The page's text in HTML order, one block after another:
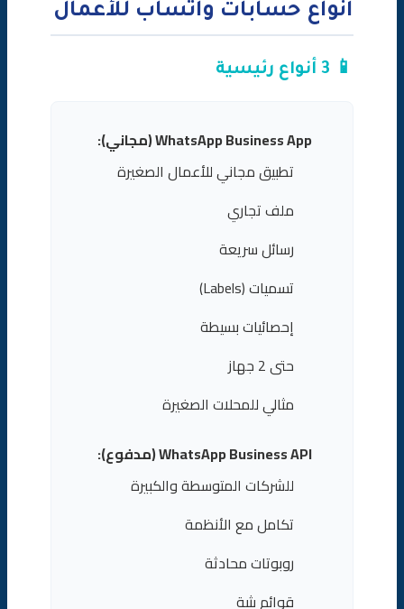
أنواع حسابات واتساب للأعمال
📱 3 أنواع رئيسية
WhatsApp Business App (مجاني):
تطبيق مجاني للأعمال الصغيرة
ملف تجاري
رسائل سريعة
تسميات (Labels)
إحصائيات بسيطة
حتى 2 جهاز
مثالي للمحلات الصغيرة
WhatsApp Business API (مدفوع):
للشركات المتوسطة والكبيرة
تكامل مع الأنظمة
روبوتات محادثة
قوائم بثية